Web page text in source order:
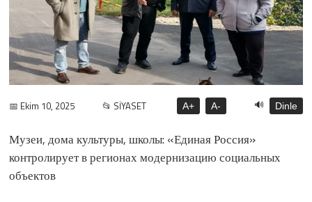
📅 Ekim 10, 2025 📂 SİYASET A+ A- 🔊 Dinle
Музеи, дома культуры, школы: «Единая Россия»
контролирует в регионах модернизацию социальных
объектов